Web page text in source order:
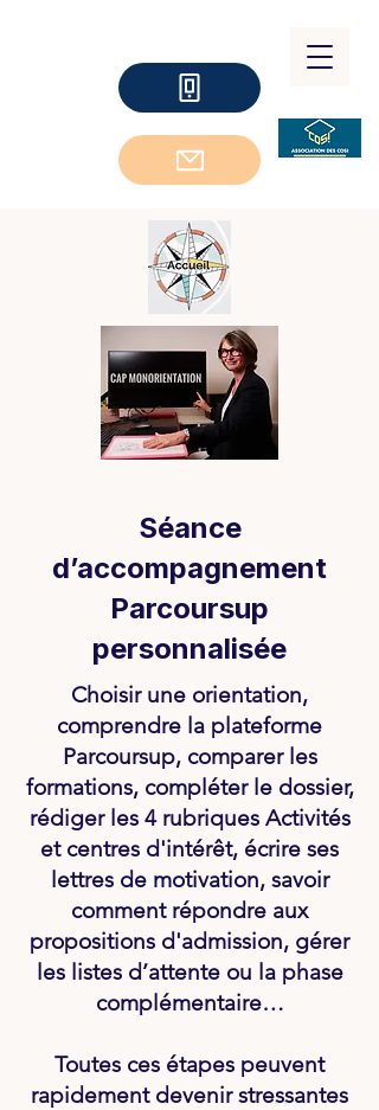
Séance
d’accompagnement
Parcoursup
personnalisée
Choisir une orientation,
comprendre la plateforme
Parcoursup, comparer les
formations, compléter le dossier,
rédiger les 4 rubriques Activités
et centres d'intérêt, écrire ses
lettres de motivation, savoir
comment répondre aux
propositions d'admission, gérer
les listes d’attente ou la phase
complémentaire…
Toutes ces étapes peuvent
rapidement devenir stressantes